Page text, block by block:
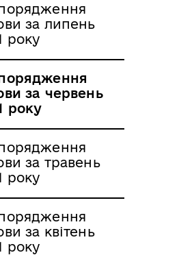
за липень
року
за червень
року
за травень
року
за квітень
року